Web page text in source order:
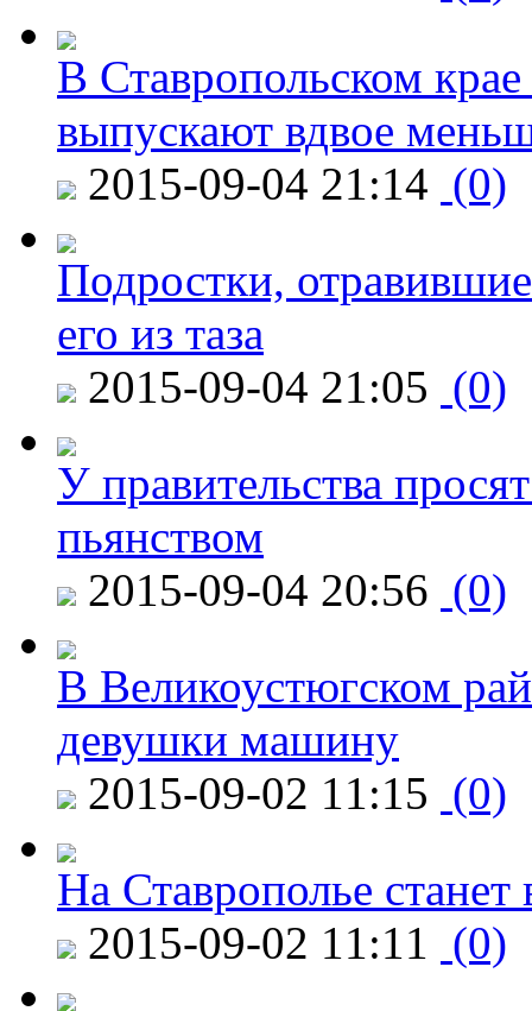
В Ставропольском
выпускают вдвое
2015-09-04 21:14 (0)
Подростки,
его из таза
2015-09-04 21:05 (0)
У правительства
пьянством
2015-09-04 20:56 (0)
В Великоустюгском
девушки машину
2015-09-02 11:15 (0)
На Ставрополье
2015-09-02 11:11 (0)